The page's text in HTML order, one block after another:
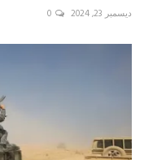
ديسمبر 23, 2024 0